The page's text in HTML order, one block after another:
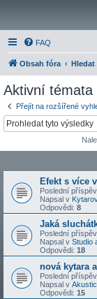
FAQ
Obsah fóra Hledat
Aktivní témata
Přejít na rozšířené
Efekt s více
Poslední
Napsal v
Odpovědi: 8
Jaká
Poslední
Napsal v Studio
Odpovědi: 18
nová kytara
Poslední
Napsal v
Odpovědi: 15